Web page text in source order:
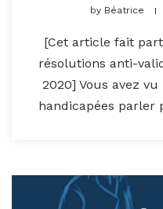
byBéatrice
[Cet article fait
résolutions anti-
2020] Vous avez
handicapées parler